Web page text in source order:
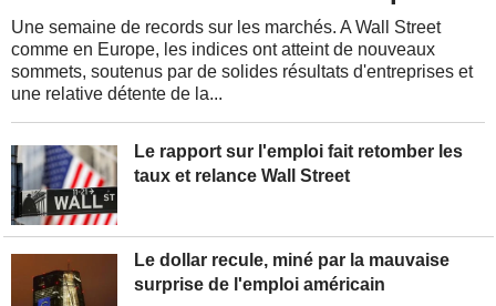
Le rapport sur l'emploi fait retomber les
taux et relance Wall Street
Le dollar recule, miné par la mauvaise
surprise de l'emploi américain
Une semaine de records sur les marchés. A Wall Street
comme en Europe, les indices ont atteint de nouveaux
sommets, soutenus par de solides résultats d'entreprises et
une relative détente de la...